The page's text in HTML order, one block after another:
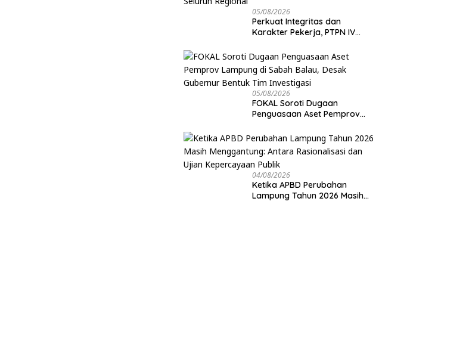
05/08/2026
Perkuat Integritas dan
Karakter Pekerja, PTPN IV
05/08/2026
FOKAL Soroti Dugaan
Penguasaan Aset Pemprov
Desak Gubernur Bentuk Tim
Investigasi
04/08/2026
Ketika APBD Perubahan
Lampung Tahun 2026 Masih